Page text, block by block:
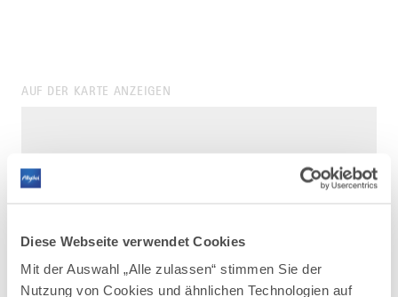
Diese Webseite verwendet Cookies
Mit der Auswahl „Alle zulassen“ stimmen Sie der
Nutzung von Cookies und ähnlichen Technologien auf
AUF DER KARTE ANZEIGEN